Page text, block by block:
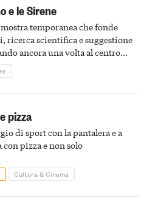
e le Sirene
temporanea che fonde
ricerca scientifica e suggestione
ancora una volta al centro
meraviglie del passato astigiano
pizza
di sport con la pantalera e a
con pizza e non solo
Cultura & Cinema